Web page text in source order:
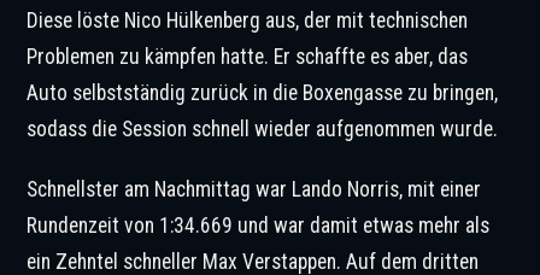
Diese löste Nico Hülkenberg aus, der mit technischen
Problemen zu kämpfen hatte. Er schaffte es aber, das
Auto selbstständig zurück in die Boxengasse zu bringen,
sodass die Session schnell wieder aufgenommen wurde.
Schnellster am Nachmittag war Lando Norris, mit einer
Rundenzeit von 1:34.669 und war damit etwas mehr als
ein Zehntel schneller Max Verstappen. Auf dem dritten